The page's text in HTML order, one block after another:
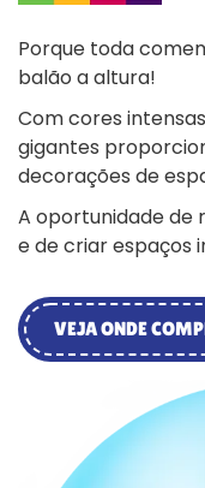
Porque toda
balão a altura!
Com cores
gigantes
decorações de
A oportunidade de
e de criar espaços
VEJA ONDE